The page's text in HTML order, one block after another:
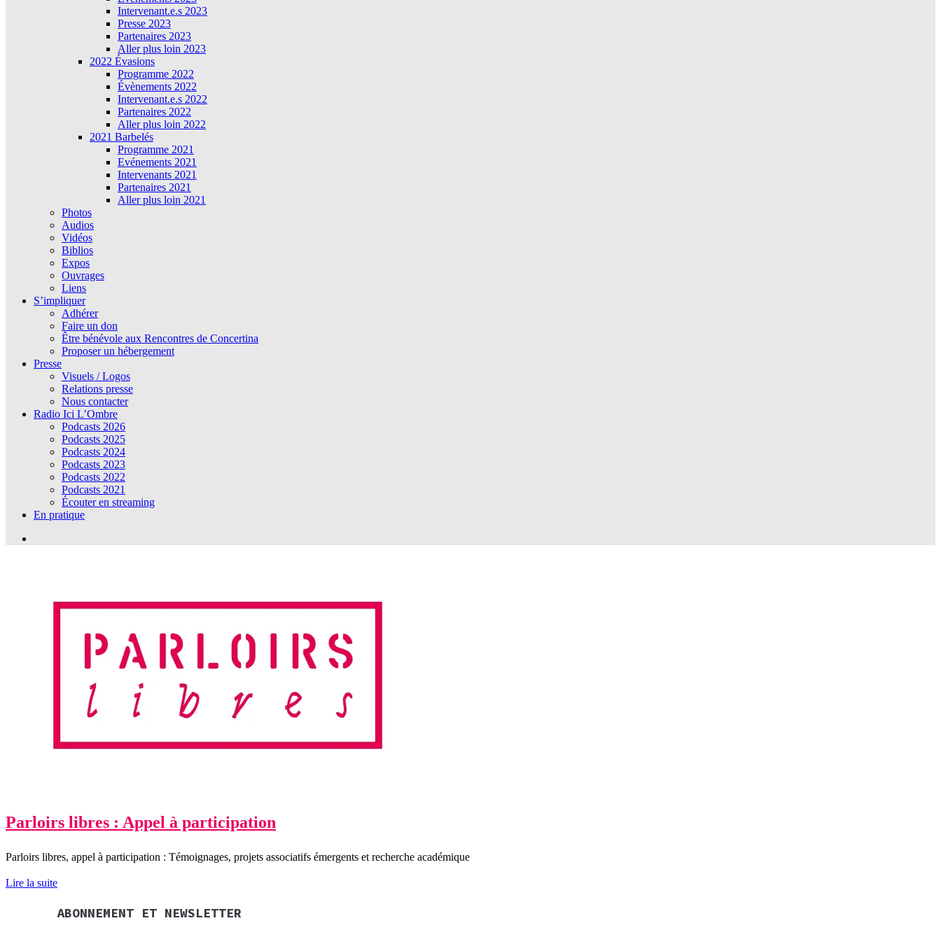
Intervenant.e.s 2023
Presse 2023
Partenaires 2023
Aller plus loin 2023
2022 Évasions
Programme 2022
Évènements 2022
Intervenant.e.s 2022
Partenaires 2022
Aller plus loin 2022
2021 Barbelés
Programme 2021
Evénements 2021
Intervenants 2021
Partenaires 2021
Aller plus loin 2021
Photos
Audios
Vidéos
Biblios
Expos
Ouvrages
Liens
S’impliquer
Adhérer
Faire un don
Être bénévole aux Rencontres de Concertina
Proposer un hébergement
Presse
Visuels / Logos
Relations presse
Nous contacter
Radio Ici L’Ombre
Podcasts 2026
Podcasts 2025
Podcasts 2024
Podcasts 2023
Podcasts 2022
Podcasts 2021
Écouter en streaming
En pratique
Parloirs libres : Appel à participation
Parloirs libres, appel à participation : Témoignages, projets associatifs émergents et recherche académique
Lire la suite
ABONNEMENT ET NEWSLETTER